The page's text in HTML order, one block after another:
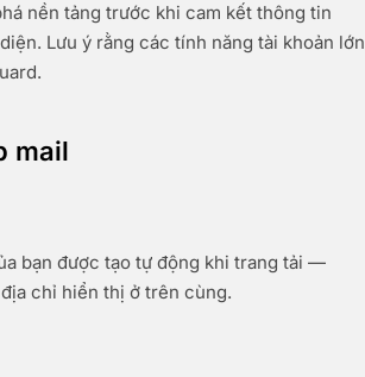
nền tảng trước khi cam kết thông tin
Lưu ý rằng các tính năng tài khoản lớn
mail
bạn được tạo tự động khi trang tải —
chỉ hiển thị ở trên cùng.